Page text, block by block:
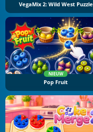
VegaMix 2: Wild West Puzzle
NIEUW
Pop Fruit